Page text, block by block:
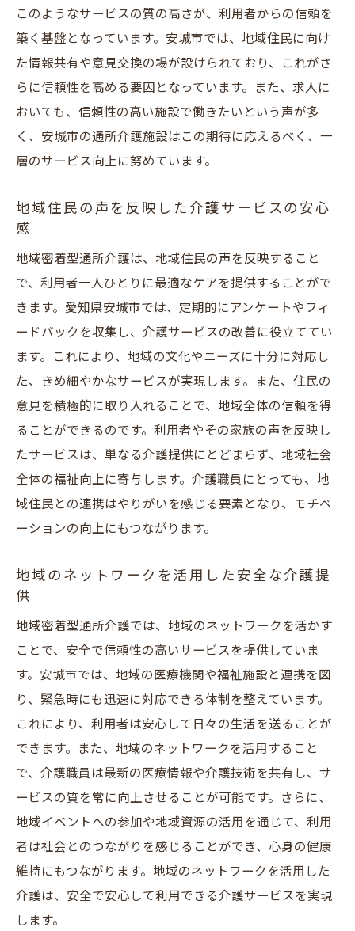
このようなサービスの質の高さが、利用者からの信頼を
築く基盤となっています。安城市では、地域住民に向け
た情報共有や意見交換の場が設けられており、これがさ
らに信頼性を高める要因となっています。また、求人に
おいても、信頼性の高い施設で働きたいという声が多
く、安城市の通所介護施設はこの期待に応えるべく、一
層のサービス向上に努めています。
地域住民の声を反映した介護サービスの安心
感
地域密着型通所介護は、地域住民の声を反映すること
で、利用者一人ひとりに最適なケアを提供することがで
きます。愛知県安城市では、定期的にアンケートやフィ
ードバックを収集し、介護サービスの改善に役立ててい
ます。これにより、地域の文化やニーズに十分に対応し
た、きめ細やかなサービスが実現します。また、住民の
意見を積極的に取り入れることで、地域全体の信頼を得
ることができるのです。利用者やその家族の声を反映し
たサービスは、単なる介護提供にとどまらず、地域社会
全体の福祉向上に寄与します。介護職員にとっても、地
域住民との連携はやりがいを感じる要素となり、モチベ
ーションの向上にもつながります。
地域のネットワークを活用した安全な介護提
供
地域密着型通所介護では、地域のネットワークを活かす
ことで、安全で信頼性の高いサービスを提供していま
す。安城市では、地域の医療機関や福祉施設と連携を図
り、緊急時にも迅速に対応できる体制を整えています。
これにより、利用者は安心して日々の生活を送ることが
できます。また、地域のネットワークを活用すること
で、介護職員は最新の医療情報や介護技術を共有し、サ
ービスの質を常に向上させることが可能です。さらに、
地域イベントへの参加や地域資源の活用を通じて、利用
者は社会とのつながりを感じることができ、心身の健康
維持にもつながります。地域のネットワークを活用した
介護は、安全で安心して利用できる介護サービスを実現
します。